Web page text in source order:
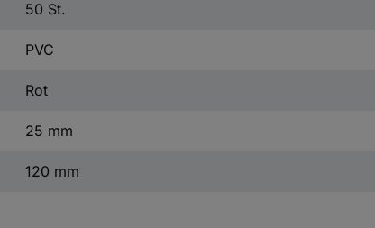
50 St.
PVC
Rot
25 mm
120 mm